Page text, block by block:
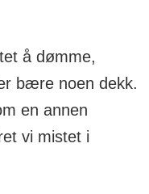
å dømme,
bære noen dekk.
en annen
vi mistet i